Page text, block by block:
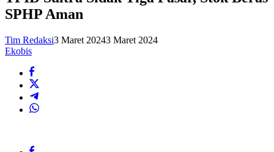
SPHP Aman
Tim Redaksi3 Maret 20243 Maret 2024
Ekobis